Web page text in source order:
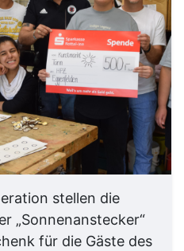
stellen die
„Sonnenanstecker“
für die Gäste des